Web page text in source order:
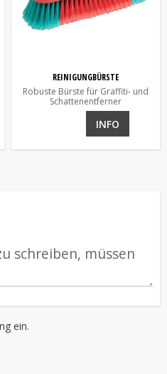
ein.
REINIGUNGBÜRSTE
Robuste Bürste für Graffiti- und
Schattenentferner
INFO